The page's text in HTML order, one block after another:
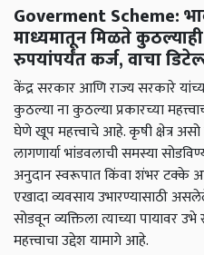
Goverment Scheme:
माध्यमातून मिळते
रुपयांपर्यंत कर्ज, वाचा
केंद्र सरकार आणि राज्य सरकारे
कुठल्या ना कुठल्या प्रकारच्या
घेणे खूप महत्त्वाचे आहे. कृषी क्षेत्र असो
लागणार्या भांडवलाची समस्या
अनुदान स्वरूपात किंवा शंभर टक्के
एखादा व्यवसाय उभारण्यासाठी
सोडवून व्यक्तिला त्याच्या पायावर
महत्त्वाचा उद्देश यामागे आहे.